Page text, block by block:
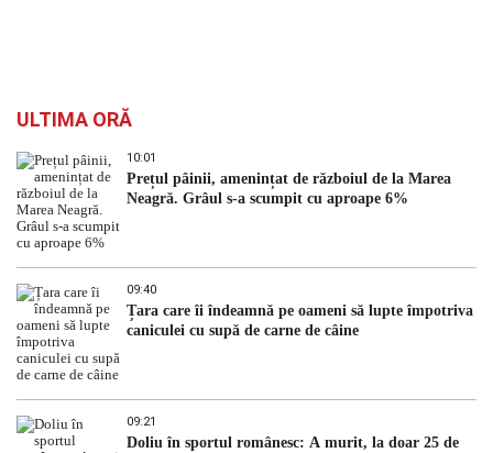
ULTIMA ORĂ
10:01
Prețul pâinii, amenințat de războiul de la Marea
Neagră. Grâul s-a scumpit cu aproape 6%
09:40
Țara care îi îndeamnă pe oameni să lupte împotriva
caniculei cu supă de carne de câine
09:21
Doliu în sportul românesc: A murit, la doar 25 de